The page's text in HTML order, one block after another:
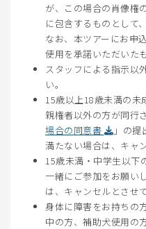
が、この場合の肖像権
に包含するものとして
なお、本ツアーにお申
使用を承諾いただいた
スタッフによる指示以
い。
15歳以上18歳未満の未
親権者以外の方が同行
場合の同意書
」の
満たない場合は、キャ
15歳未満・中学生以下
一緒にご参加をお願い
は、キャンセルとさせ
身体に障害をお持ちの
中の方、補助犬使用の